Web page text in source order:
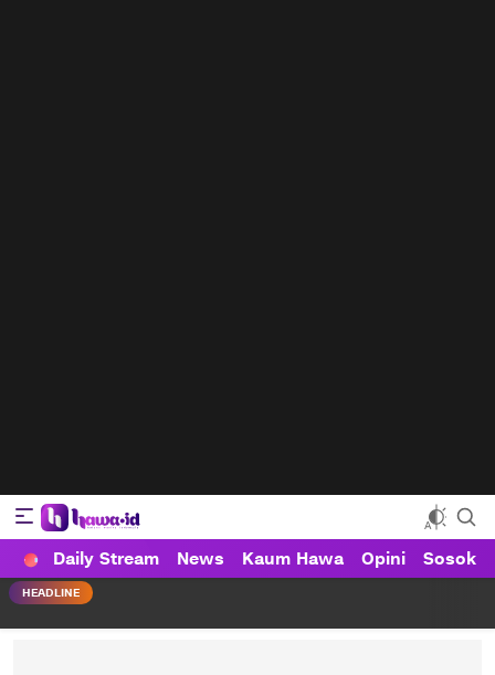
HAWA
Haluan Wanita Indonesia
Daily Stream News Kaum Hawa Opini Sosok
HEADLINE